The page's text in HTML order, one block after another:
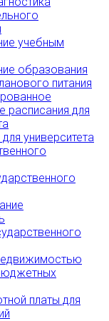
учебным
образования
питания
расписания для
университета
платы для